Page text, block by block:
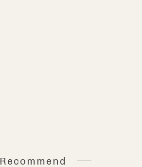
Recommend